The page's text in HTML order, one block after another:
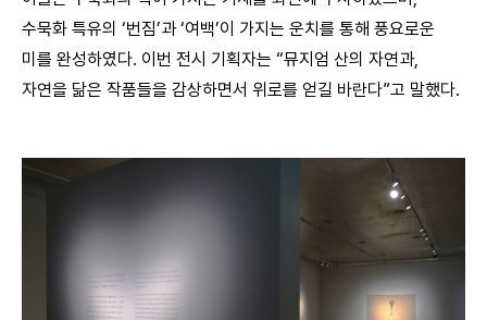
수묵화 특유의 ‘번짐’과 ‘여백’이 가지는 운치를 통해 풍요로운
미를 완성하였다. 이번 전시 기획자는 “뮤지엄 산의 자연과,
자연을 닮은 작품들을 감상하면서 위로를 얻길 바란다”고 말했다.